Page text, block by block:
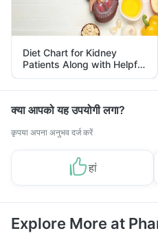
Diet Chart for Kidney
Patients Along with Helpful
Tips
क्या आपको यह उपयोगी लगा?
कृपया अपना अनुभव दर्ज करें
हां
Explore More at